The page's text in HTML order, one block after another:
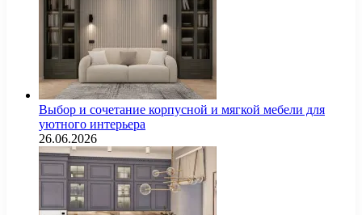
Выбор и сочетание корпусной и мягкой мебели для
уютного интерьера
26.06.2026